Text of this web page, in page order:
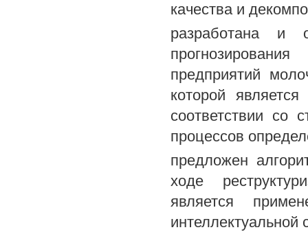
качества и
разработана и
предприятий
которой
соответствии со
процессов
предложен
ходе
является
интеллектуальной